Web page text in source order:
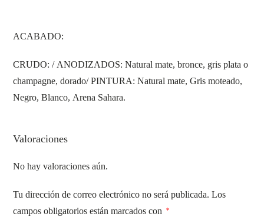
ACABADO:
CRUDO: / ANODIZADOS: Natural mate, bronce, gris plata o
champagne, dorado/ PINTURA: Natural mate, Gris moteado,
Negro, Blanco, Arena Sahara.
Valoraciones
No hay valoraciones aún.
Tu dirección de correo electrónico no será publicada. Los
campos obligatorios están marcados con
*